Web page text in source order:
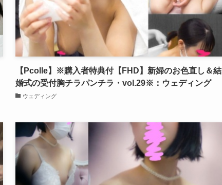
【Pcolle】※購入者特典付【FHD】新婦のお色直し＆結
婚式の受付胸チラパンチラ・vol.29※：ウェディング
ウェディング